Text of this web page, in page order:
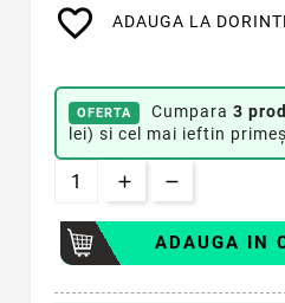
favorite_border ADAUGA LA
OFERTA Cumpara 3
lei) si cel mai ieftin
ADAUGA IN